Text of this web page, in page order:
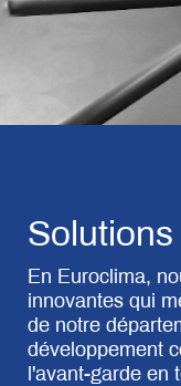
En Euroclima,
innovantes qui
de notre
développement
l'avant-garde en